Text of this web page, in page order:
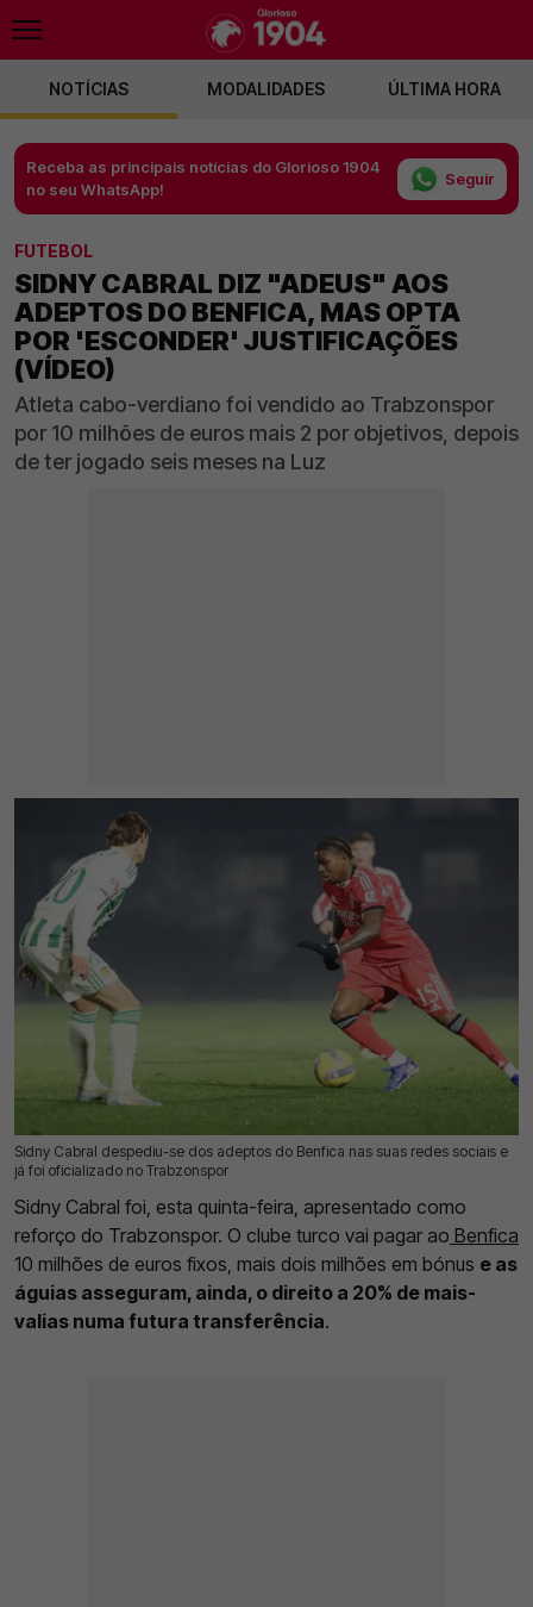
NOTÍCIAS MODALIDADES ÚLTIMA HORA
Receba as principais notícias do Glorioso 1904
no seu WhatsApp!
Seguir
FUTEBOL
SIDNY CABRAL DIZ "ADEUS" AOS
ADEPTOS DO BENFICA, MAS OPTA
POR 'ESCONDER' JUSTIFICAÇÕES
(VÍDEO)
Atleta cabo-verdiano foi vendido ao Trabzonspor
por 10 milhões de euros mais 2 por objetivos, depois
de ter jogado seis meses na Luz
Sidny Cabral despediu-se dos adeptos do Benfica nas suas redes sociais e
já foi oficializado no Trabzonspor
05 Jun 2026 | 09:43 | 0
Sidny Cabral foi, esta quinta-feira, apresentado como
reforço do Trabzonspor. O clube turco vai pagar ao Benfica
10 milhões de euros fixos, mais dois milhões em bónus e as
águias asseguram, ainda, o direito a 20% de mais-
valias numa futura transferência.